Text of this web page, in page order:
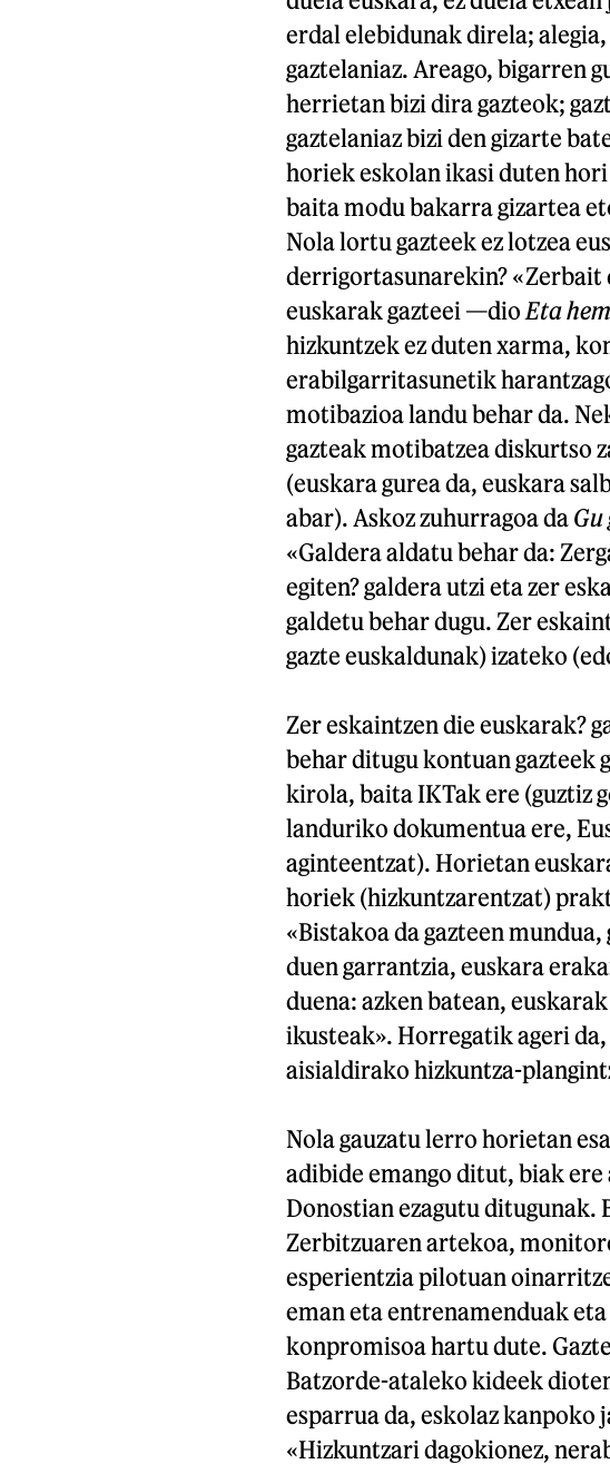
erdal elebidunak direla;
gaztelaniaz. Areago, bigarren
herrietan bizi dira gazteok;
gaztelaniaz bizi den gizarte
horiek eskolan ikasi duten
baita modu bakarra gizartea
Nola lortu gazteek ez lotzea
derrigortasunarekin? «Zerbait
euskarak gazteei —dio Eta
hizkuntzek ez duten xarma,
erabilgarritasunetik
motibazioa landu behar da.
gazteak motibatzea diskurtso
(euskara gurea da, euskara
abar). Askoz zuhurragoa da Gu
«Galdera aldatu behar da:
egiten? galdera utzi eta zer
galdetu behar dugu. Zer
gazte euskaldunak) izateko
Zer eskaintzen die euskarak?
behar ditugu kontuan gazteek
kirola, baita IKTak ere (guztiz
landuriko dokumentua ere,
aginteentzat). Horietan
horiek (hizkuntzarentzat)
«Bistakoa da gazteen
duen garrantzia, euskara
duena: azken batean,
ikusteak». Horregatik ageri
aisialdirako hizkuntza-
Nola gauzatu lerro horietan
adibide emango ditut, biak
Donostian ezagutu
Zerbitzuaren artekoa,
esperientzia pilotuan
eman eta entrenamenduak
konpromisoa hartu dute.
Batzorde-ataleko kideek
esparrua da, eskolaz kanpoko
«Hizkuntzari dagokionez,